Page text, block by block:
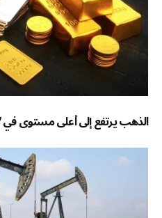
الذهب يرتفع إلى أعلى مستوى في 7 أسابيع – أخبار السعودية